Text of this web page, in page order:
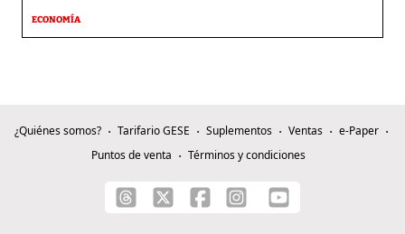
ECONOMÍA
¿Quiénes somos? Tarifario GESE Suplementos Ventas
e-Paper
Puntos de venta
Términos y condiciones